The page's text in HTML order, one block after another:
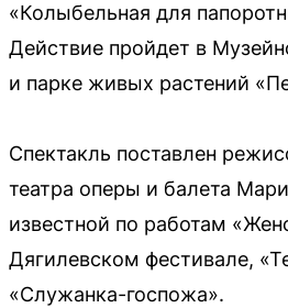
«Колыбельная для
Действие пройдет в
и парке живых растений
Спектакль поставлен
театра оперы и балета
известной по работам
Дягилевском фестивале,
«Служанка-госпожа».